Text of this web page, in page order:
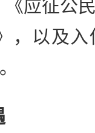
应征公
，以及